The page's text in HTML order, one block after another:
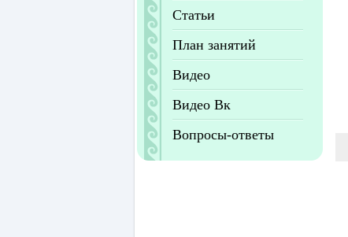
Статьи
План занятий
Видео
Видео Вк
Вопросы-ответы